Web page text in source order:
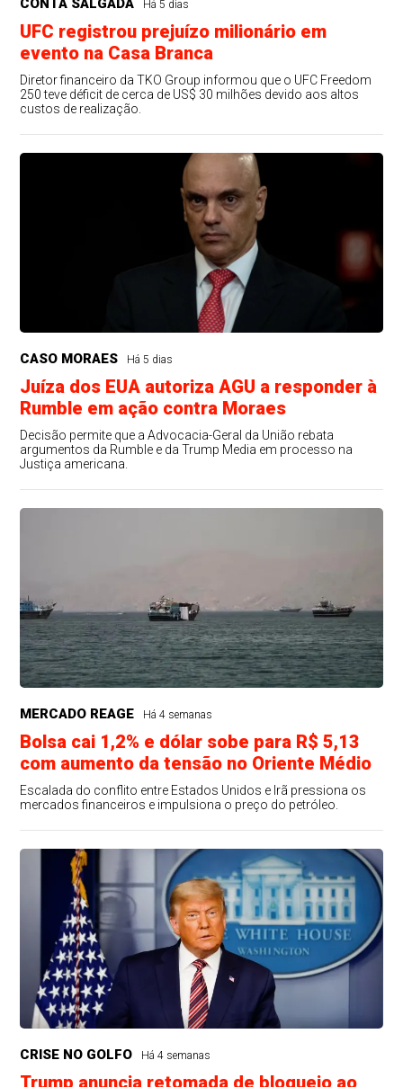
CONTA SALGADA Há 5 dias
UFC registrou prejuízo milionário em
evento na Casa Branca
Diretor financeiro da TKO Group informou que o UFC Freedom
250 teve déficit de cerca de US$ 30 milhões devido aos altos
custos de realização.
CASO MORAES Há 5 dias
Juíza dos EUA autoriza AGU a responder à
Rumble em ação contra Moraes
Decisão permite que a Advocacia-Geral da União rebata
argumentos da Rumble e da Trump Media em processo na
Justiça americana.
MERCADO REAGE Há 4 semanas
Bolsa cai 1,2% e dólar sobe para R$ 5,13
com aumento da tensão no Oriente Médio
Escalada do conflito entre Estados Unidos e Irã pressiona os
mercados financeiros e impulsiona o preço do petróleo.
CRISE NO GOLFO Há 4 semanas
Trump anuncia retomada de bloqueio ao